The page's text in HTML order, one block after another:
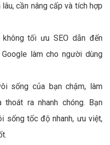
cần nâng cấp và tích hợp
tối ưu SEO dẫn đến
làm cho người dùng
sống của bạn chậm, làm
thoát ra nhanh chóng. Bạn
sống tốc độ nhanh, ưu việt,